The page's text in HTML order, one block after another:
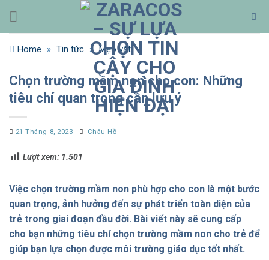
qua
nội
dungHome » Tin tức » Mẹo vặt
Chọn trường mầm non cho con: Những
tiêu chí quan trọng cần lưu ý
21 Tháng 8, 2023 Châu Hồ
Lượt xem: 1.501
Việc chọn trường mầm non phù hợp cho con là một bước
quan trọng, ảnh hưởng đến sự phát triển toàn diện của
trẻ trong giai đoạn đầu đời. Bài viết này sẽ cung cấp
cho bạn những tiêu chí chọn trường mầm non cho trẻ để
giúp bạn lựa chọn được môi trường giáo dục tốt nhất.